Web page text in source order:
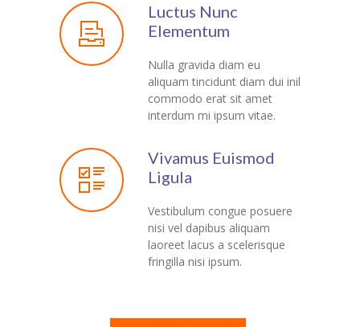
Luctus Nunc
Elementum
Nulla gravida diam eu
aliquam tincidunt diam dui inil
commodo erat sit amet
interdum mi ipsum vitae.
Vivamus Euismod
Ligula
Vestibulum congue posuere
nisi vel dapibus aliquam
laoreet lacus a scelerisque
fringilla nisi ipsum.